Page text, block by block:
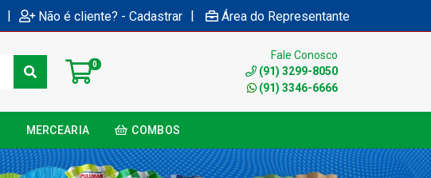
| Não é cliente? - Cadastrar | Área do Representante
0
Fale Conosco
(91) 3299-8050
(91) 3346-6666
MERCEARIA COMBOS